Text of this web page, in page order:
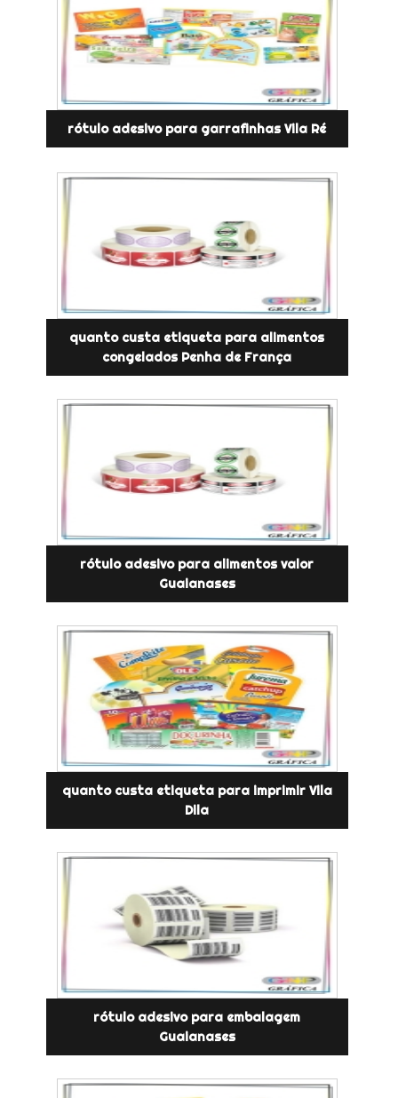
rótulo adesivo para garrafinhas Vila Ré
quanto custa etiqueta para alimentos
congelados Penha de França
rótulo adesivo para alimentos valor
Guaianases
quanto custa etiqueta para imprimir Vila
Dila
rótulo adesivo para embalagem
Guaianases